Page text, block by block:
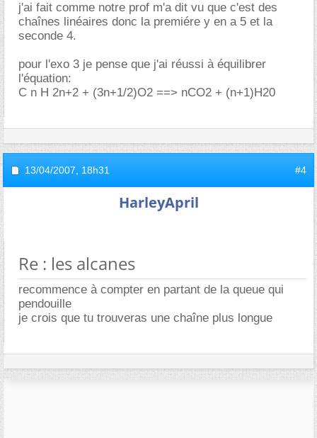
j'ai fait comme notre prof m'a dit vu que c'est des
chaînes linéaires donc la premiére y en a 5 et la
seconde 4.
pour l'exo 3 je pense que j'ai réussi à équilibrer
l'équation:
C n H 2n+2 + (3n+1/2)O2 ==> nCO2 + (n+1)H20
13/04/2007, 18h31 #4
HarleyApril
Re : les alcanes
recommence à compter en partant de la queue qui
pendouille
je crois que tu trouveras une chaîne plus longue